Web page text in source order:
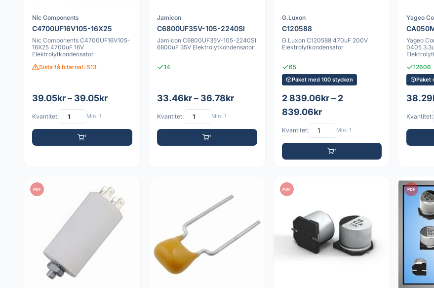
Nic Components
C4700UF16V105-16X25
Nic Components C4700UF16V105-
16X25 4700uF 16V
Elektrolytkondensator
Sista få bitarna!: 513
39.05kr – 39.05kr
Kvantitet: Min: 1
Jamicon
C6800UF35V-105-2240SI
Jamicon C6800UF35V-105-2240SI
6800uF 35V Elektrolytkondensator
14
33.46kr – 36.78kr
Kvantitet: Min: 1
G.Luxon
C120588
G.Luxon C120588 470uF 200V
Elektrolytkondensator
65
Paket med 100 stycken
2 839.06kr – 2
839.06kr
Kvantitet: Min: 1
Yageo
Yageo
0405
12606
Paket
Kvantitet:
PDF PDF PDF